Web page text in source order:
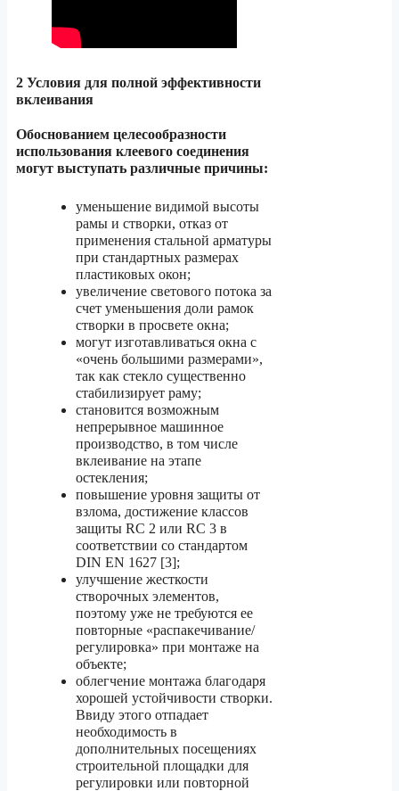
2 Условия для полной эффективности
вклеивания
Обоснованием целесообразности
использования клеевого соединения
могут выступать различные причины:
уменьшение видимой высоты
рамы и створки, отказ от
применения стальной арматуры
при стандартных размерах
пластиковых окон;
увеличение светового потока за
счет уменьшения доли рамок
створки в просвете окна;
могут изготавливаться окна с
«очень большими размерами»,
так как стекло существенно
стабилизирует раму;
становится возможным
непрерывное машинное
производство, в том числе
вклеивание на этапе
остекления;
повышение уровня защиты от
взлома, достижение классов
защиты RC 2 или RC 3 в
соответствии со стандартом
DIN EN 1627 [3];
улучшение жесткости
створочных элементов,
поэтому уже не требуются ее
повторные «распакечивание/
регулировка» при монтаже на
объекте;
облегчение монтажа благодаря
хорошей устойчивости створки.
Ввиду этого отпадает
необходимость в
дополнительных посещениях
строительной площадки для
регулировки или повторной